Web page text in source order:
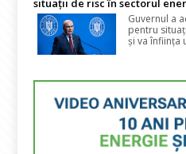
situații de risc în sectorul
Guvernul a
pentru
și va înființa